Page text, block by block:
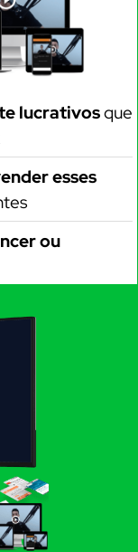
lucrativosque
esses
ou